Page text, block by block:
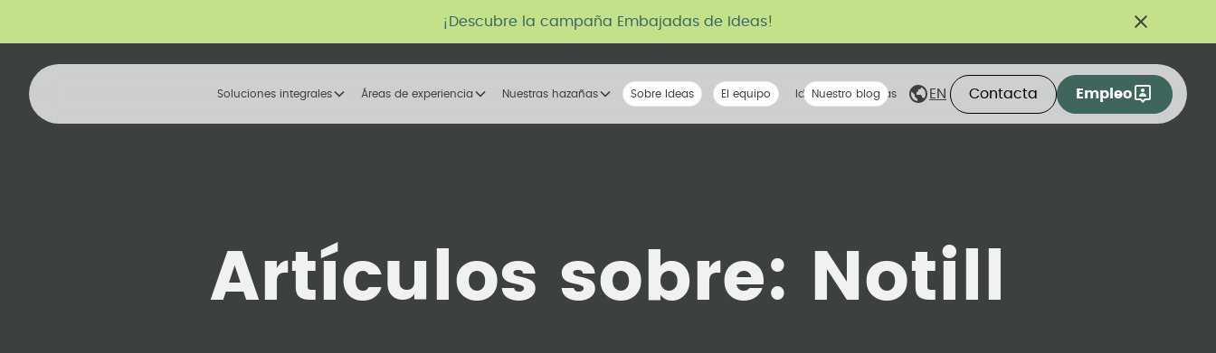
¡Descubre la campaña Embajadas de Ideas!
Soluciones integrales Áreas de experiencia Nuestras hazañas Nuestra voz
Sobre Ideas La tribu
El equipo Ideas compartidas
Nuestro blog EN Contacta Empleo
Artículos sobre: Notill